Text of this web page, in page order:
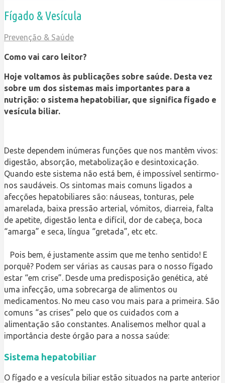
Fígado & Vesícula
Prevenção & Saúde
Como vai caro leitor?
Hoje voltamos às publicações sobre saúde. Desta vez
sobre um dos sistemas mais importantes para a
nutrição: o sistema hepatobiliar, que significa fígado e
vesícula biliar.
Deste dependem inúmeras funções que nos mantêm vivos:
digestão, absorção, metabolização e desintoxicação.
Quando este sistema não está bem, é impossível sentirmo-
nos saudáveis. Os sintomas mais comuns ligados a
afecções hepatobiliares são: náuseas, tonturas, pele
amarelada, baixa pressão arterial, vómitos, diarreia, falta
de apetite, digestão lenta e difícil, dor de cabeça, boca
“amarga” e seca, língua “gretada”, etc etc.
Pois bem, é justamente assim que me tenho sentido! E
porquê? Podem ser várias as causas para o nosso fígado
estar “em crise”. Desde uma predisposição genética, até
uma infecção, uma sobrecarga de alimentos ou
medicamentos. No meu caso vou mais para a primeira. São
comuns “as crises” pelo que os cuidados com a
alimentação são constantes. Analisemos melhor qual a
importância deste órgão para a nossa saúde:
Sistema hepatobiliar
O fígado e a vesícula biliar estão situados na parte anterior